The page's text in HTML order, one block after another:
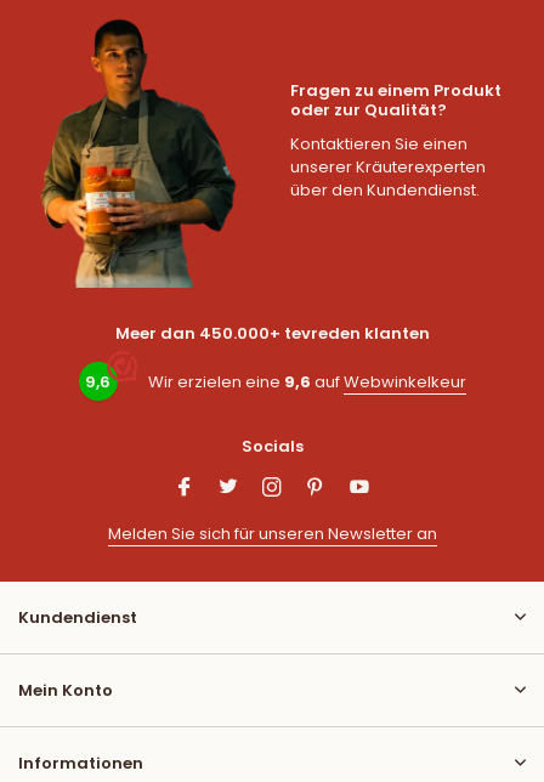
Fragen zu einem Produkt
oder zur Qualität?
Kontaktieren Sie einen
unserer Kräuterexperten
über den Kundendienst.
Meer dan 450.000+ tevreden klanten
9,6 Wir erzielen eine 9,6 aufWebwinkelkeur
Socials
Melden Sie sich für unseren Newsletter an
Kundendienst
Mein Konto
Informationen